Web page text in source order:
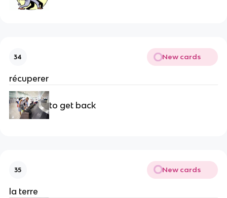
34 New cards
récuperer
to get back
35 New cards
la terre